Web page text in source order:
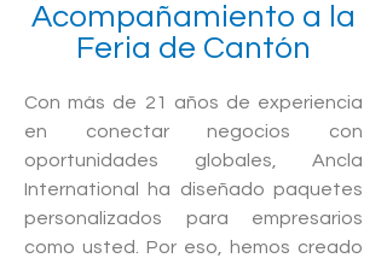
Acompañamiento a la
Feria de Cantón
Con más de 21 años de experiencia
en conectar negocios con
oportunidades globales, Ancla
International ha diseñado paquetes
personalizados para empresarios
como usted. Por eso, hemos creado